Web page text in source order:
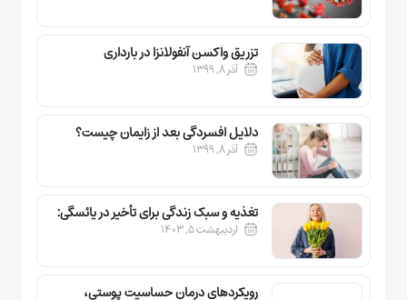
تزریق واکسن آنفولانزا در بارداری
آذر ۸, ۱۳۹۹
دلایل افسردگی بعد از زایمان چیست؟
آذر ۸, ۱۳۹۹
تغذیه و سبک زندگی برای تأخیر در یائسگی:
راهکارهایی برای حفظ سلامت زنان
اردیبهشت ۵, ۱۴۰۳
رویکردهای درمان حساسیت پوستی،